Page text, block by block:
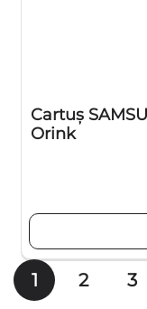
Cartuş
Orink
1 2 3